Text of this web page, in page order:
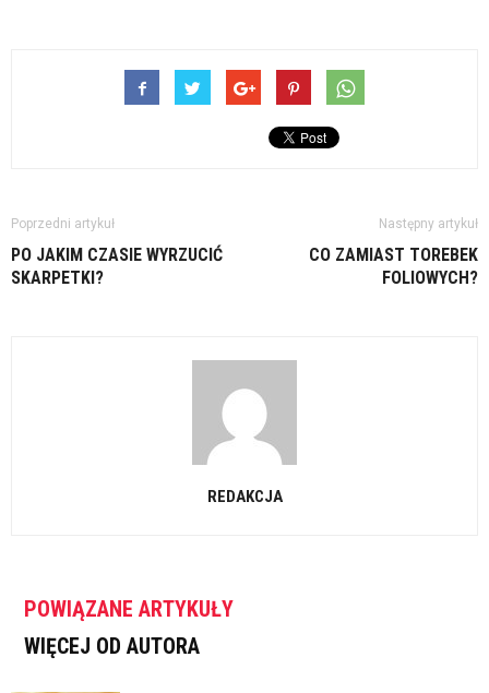
Poprzedni artykuł
PO JAKIM CZASIE WYRZUCIĆ
SKARPETKI?
Następny artykuł
CO ZAMIAST TOREBEK
FOLIOWYCH?
REDAKCJA
POWIĄZANE ARTYKUŁY
WIĘCEJ OD AUTORA